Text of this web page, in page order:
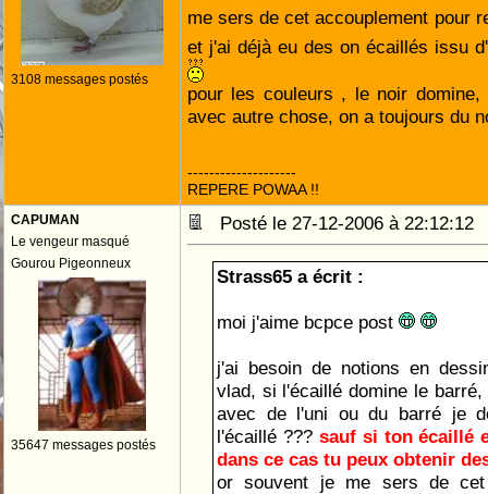
3108 messages postés
me sers de cet accouplement pour
et j'ai déjà eu des on écaillés issu
pour les couleurs , le noir
avec autre chose, on a toujours du
--------------------
REPERE POWAA !!
CAPUMAN
Le vengeur masqué
Gourou Pigeonneux
35647 messages postés
Posté le 27-12-2006 à
Strass65 a écrit :
moi j'aime bcpce post
j'ai besoin de notions en
vlad, si l'écaillé domine le
avec de l'uni ou du barré je
l'écaillé ??? sauf si ton écaillé
dans ce cas tu peux obtenir
or souvent je me sers de cet